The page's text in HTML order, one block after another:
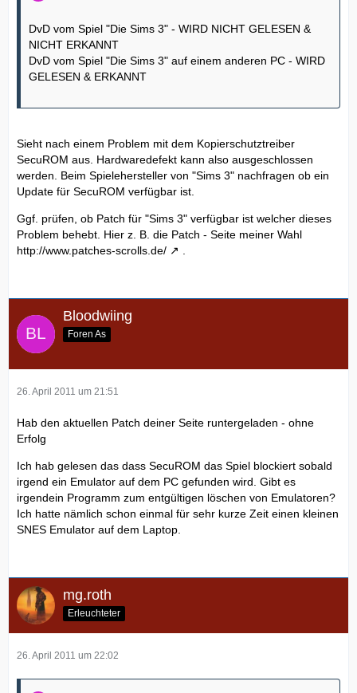
DvD vom Spiel "Die Sims 3" - WIRD NICHT GELESEN &
NICHT ERKANNT
DvD vom Spiel "Die Sims 3" auf einem anderen PC - WIRD
GELESEN & ERKANNT
Sieht nach einem Problem mit dem Kopierschutztreiber
SecuROM aus. Hardwaredefekt kann also ausgeschlossen
werden. Beim Spielehersteller von "Sims 3" nachfragen ob ein
Update für SecuROM verfügbar ist.
Ggf. prüfen, ob Patch für "Sims 3" verfügbar ist welcher dieses
Problem behebt. Hier z. B. die Patch - Seite meiner Wahl
http://www.patches-scrolls.de/
Bloodwiing
Foren As
26. April 2011 um 21:51
Hab den aktuellen Patch deiner Seite runtergeladen - ohne
Erfolg
Ich hab gelesen das dass SecuROM das Spiel blockiert sobald
irgend ein Emulator auf dem PC gefunden wird. Gibt es
irgendein Programm zum entgültigen löschen von Emulatoren?
Ich hatte nämlich schon einmal für sehr kurze Zeit einen kleinen
SNES Emulator auf dem Laptop.
mg.roth
Erleuchteter
26. April 2011 um 22:02